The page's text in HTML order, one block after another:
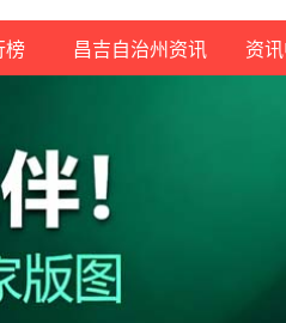
榜 昌吉自治州资讯 资